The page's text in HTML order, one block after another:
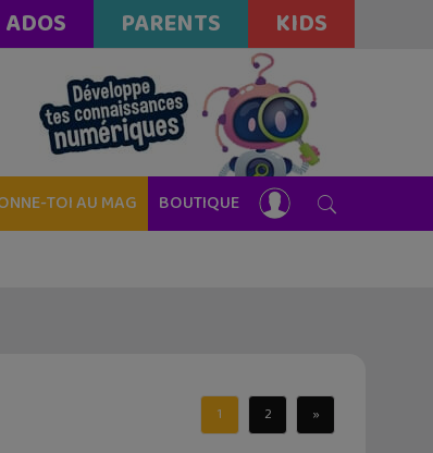
ADOS PARENTS KIDS
TOI AU MAG BOUTIQUE
1 2 »